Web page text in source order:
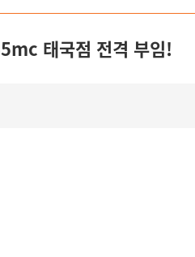
태국점 전격 부임!